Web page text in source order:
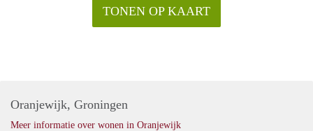
TONEN OP KAART
Oranjewijk, Groningen
Meer informatie over wonen in Oranjewijk